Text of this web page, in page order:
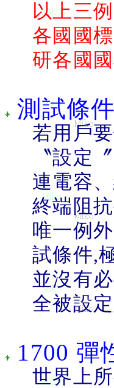
以上三例
各國國標
研各國
測試條
若用戶
〝設定〞
連電容
終端阻
唯一例
試條件,
並沒有
全被設
1700 彈
世界上